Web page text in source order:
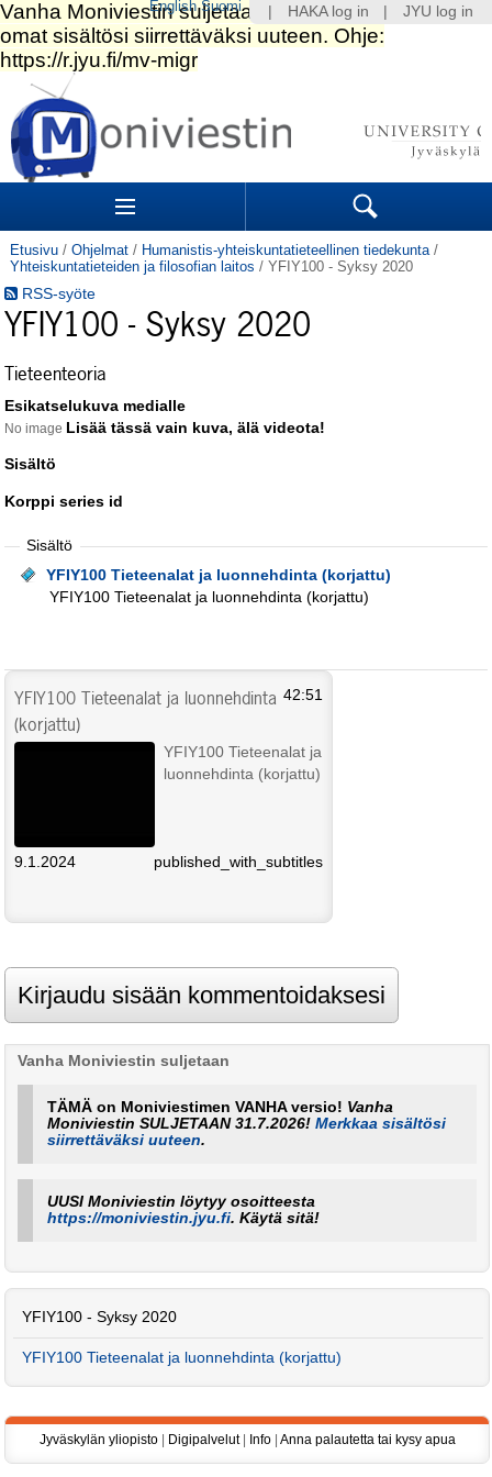
Siirry
sisältöön.
|
Siirry
navigointiin
Sections Search
Etusivu / Ohjelmat / Humanistis-yhteiskuntatieteellinen tiedekunta /
Yhteiskuntatieteiden ja filosofian laitos / YFIY100 - Syksy 2020
RSS-syöte
YFIY100 - Syksy 2020
Tieteenteoria
Esikatselukuva medialle
No image
Sisältö
Korppi series id
Sisältö
YFIY100 Tieteenalat ja luonnehdinta (korjattu)
YFIY100 Tieteenalat ja luonnehdinta (korjattu)
YFIY100 Tieteenalat ja luonnehdinta
(korjattu)
42:51
YFIY100 Tieteenalat ja
luonnehdinta (korjattu)
published_with_subtitles
9.1.2024
Vanha Moniviestin suljetaan
TÄMÄ on Moniviestimen VANHA versio! Vanha
Moniviestin SULJETAAN 31.7.2026!Merkkaa sisältösi
siirrettäväksi uuteen.
UUSI Moniviestin löytyy osoitteesta
https://moniviestin.jyu.fi. Käytä sitä!
YFIY100 - Syksy 2020
YFIY100 Tieteenalat ja luonnehdinta (korjattu)
HAKA log in JYU log in
English Suomi
Jyväskylän yliopisto| Digipalvelut| Info| Anna palautetta tai kysy apua